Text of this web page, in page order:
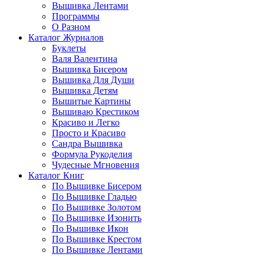
Вышивка Лентами
Программы
О Разном
Каталог Журналов
Буклеты
Валя Валентина
Вышивка Бисером
Вышивка Для Души
Вышивка Детям
Вышитые Картины
Вышиваю Крестиком
Красиво и Легко
Просто и Красиво
Сандра Вышивка
Формула Рукоделия
Чудесные Мгновения
Каталог Книг
По Вышивке Бисером
По Вышивке Гладью
По Вышивке Золотом
По Вышивке Изонить
По Вышивке Икон
По Вышивке Крестом
По Вышивке Лентами